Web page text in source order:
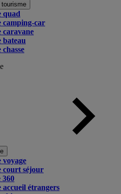
quad
camping-car
caravane
bateau
chasse
voyage
court séjour
360
accueil étrangers